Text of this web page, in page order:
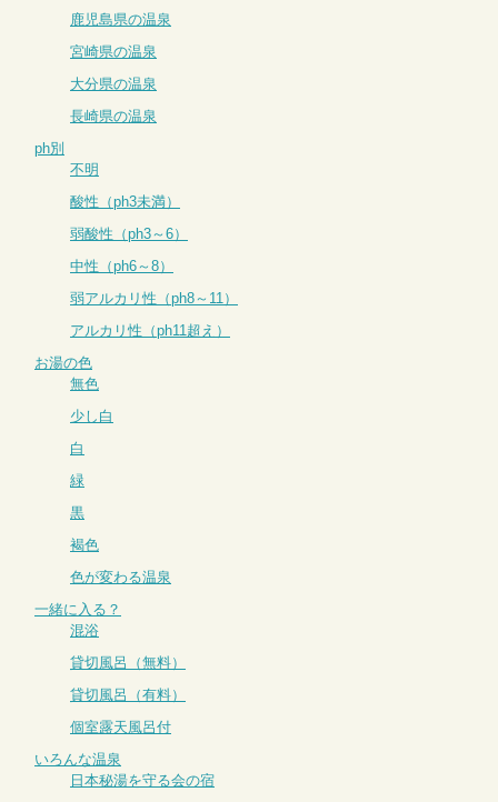
鹿児島県の温泉
宮崎県の温泉
大分県の温泉
長崎県の温泉
ph別
不明
酸性（ph3未満）
弱酸性（ph3～6）
中性（ph6～8）
弱アルカリ性（ph8～11）
アルカリ性（ph11超え）
お湯の色
無色
少し白
白
緑
黒
褐色
色が変わる温泉
一緒に入る？
混浴
貸切風呂（無料）
貸切風呂（有料）
個室露天風呂付
いろんな温泉
日本秘湯を守る会の宿